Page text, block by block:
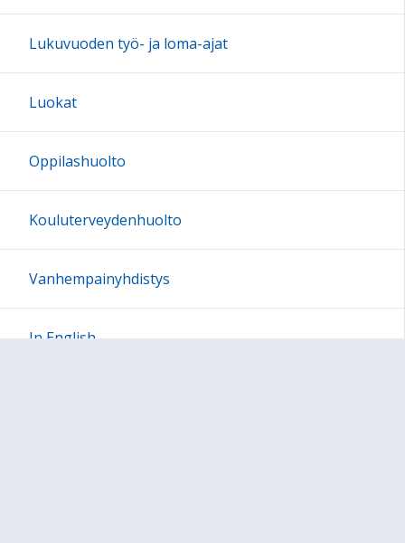
22:00
23:00
Lukuvuoden työ- ja loma-ajat
Luokat
Oppilashuolto
Kouluterveydenhuolto
Vanhempainyhdistys
In English